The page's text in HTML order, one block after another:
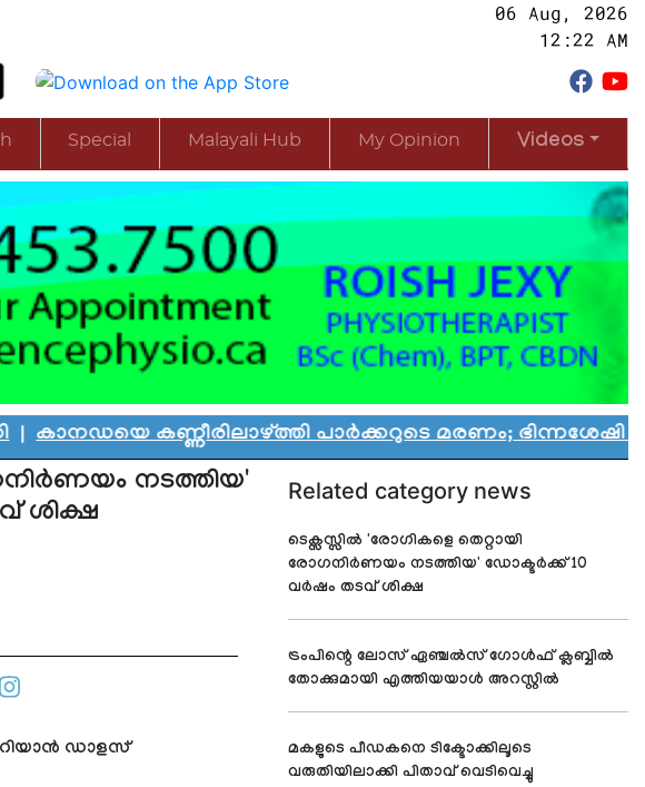
06 Aug, 2026
12:22 AM
Special Malayali Hub My Opinion Videos
കണ്ണീരിലാഴ്ത്തി പാർക്കറുടെ മരണം; ഭിന്നശേഷി
നടത്തിയ'
ശിക്ഷ
ഡാളസ്
Related category news
ടെക്സസ്സിൽ 'രോഗികളെ തെറ്റായി
രോഗനിർണയം നടത്തിയ' ഡോക്ടർക്ക് 10
വർഷം തടവ് ശിക്ഷ
ട്രംപിന്റെ ലോസ് ഏഞ്ചല്‍സ് ഗോള്‍ഫ് ക്ലബ്ബില്‍
തോക്കുമായി എത്തിയയാള്‍ അറസ്റ്റില്‍
മകളുടെ പീഡകനെ ടിക്ടോക്കിലൂടെ
വരുതിയിലാക്കി പിതാവ് വെടിവെച്ചു